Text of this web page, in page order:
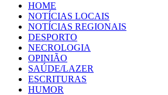
HOME
NOTÍCIAS LOCAIS
NOTÍCIAS REGIONAIS
DESPORTO
NECROLOGIA
OPINIÃO
SAÚDE/LAZER
ESCRITURAS
HUMOR